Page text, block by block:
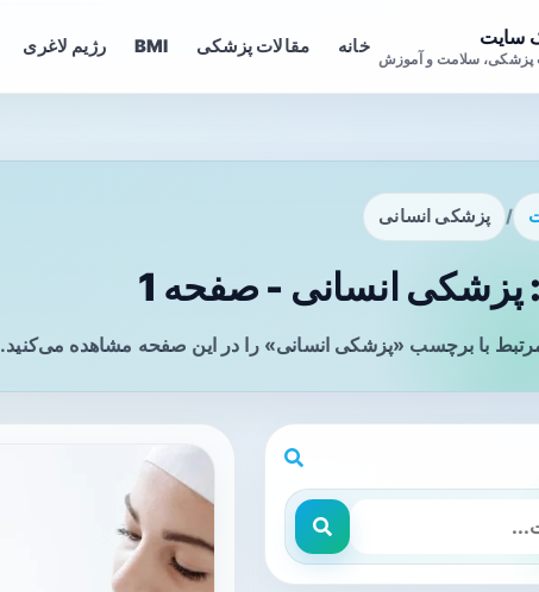
سایت
پزشکی، سلامت و آموزش
خانه مقالات پزشکی BMI رژیم لاغری
/ پزشکی انسانی
انسانی - صفحه 1
با برچسب «پزشکی انسانی» را در این صفحه مشاهده می‌کنید.